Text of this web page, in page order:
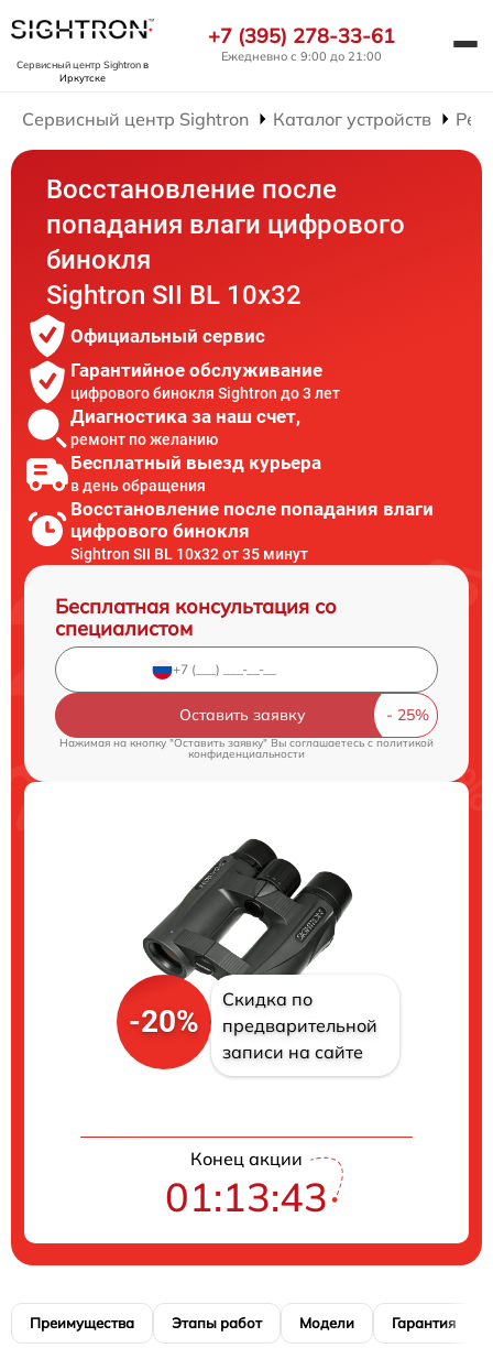
Сервисный центр Sightronв
Иркутске
+7 (395) 278-33-61
Ежедневно с 9:00 до 21:00
Сервисный центр Sightron Каталог устройств
Восстановление после
попадания влаги цифрового
бинокля
Sightron SII BL 10x32
Официальный сервис
Гарантийное обслуживание
цифрового бинокля Sightron до 3 лет
Диагностика за наш счет,
ремонт по желанию
Бесплатный выезд курьера
в день обращения
Восстановление после попадания влаги
цифрового бинокля
Sightron SII BL 10x32 от 35 минут
Бесплатная консультация со
специалистом
Оставить заявку
Нажимая на кнопку "Оставить заявку" Вы соглашаетесь cполитикой
конфиденциальности
-20%
Скидка по
предварительной
записи на сайте
Конец акции
01:13:42
Преимущества Этапы работ Модели Гарантия